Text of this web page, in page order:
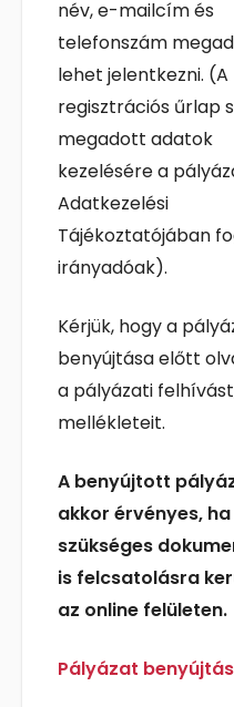
név, e-mailcím és
telefonszám
lehet jelentkezni. (A
regisztrációs űrlap
megadott adatok
kezelésére a
Adatkezelési
Tájékoztatójában
irányadóak).
Kérjük, hogy a
benyújtása előtt
a pályázati
mellékleteit.
A benyújtott
akkor érvényes,
szükséges
is felcsatolásra
az online felületen.
Pályázat